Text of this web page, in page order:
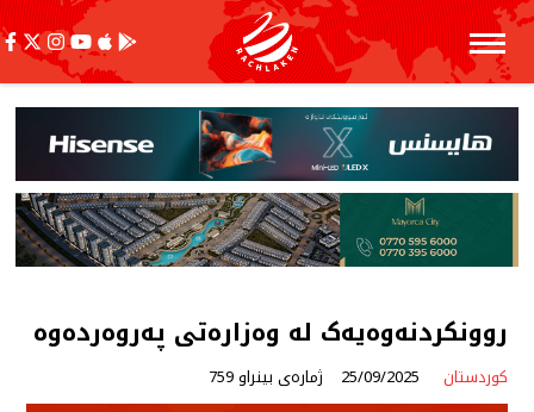
روونکردنەوەیەک لە وەزارەتی پەروەردەوە
کوردستان 25/09/2025 ژمارەی بینراو 759